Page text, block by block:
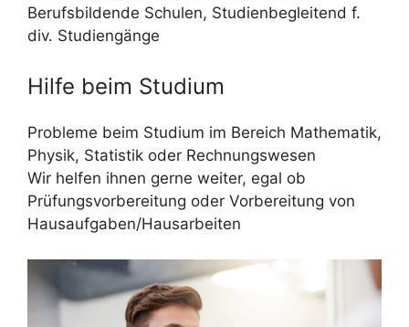
Berufsbildende Schulen, Studienbegleitend f.
div. Studiengänge
Hilfe beim Studium
Probleme beim Studium im Bereich Mathematik,
Physik, Statistik oder Rechnungswesen
Wir helfen ihnen gerne weiter, egal ob
Prüfungsvorbereitung oder Vorbereitung von
Hausaufgaben/Hausarbeiten